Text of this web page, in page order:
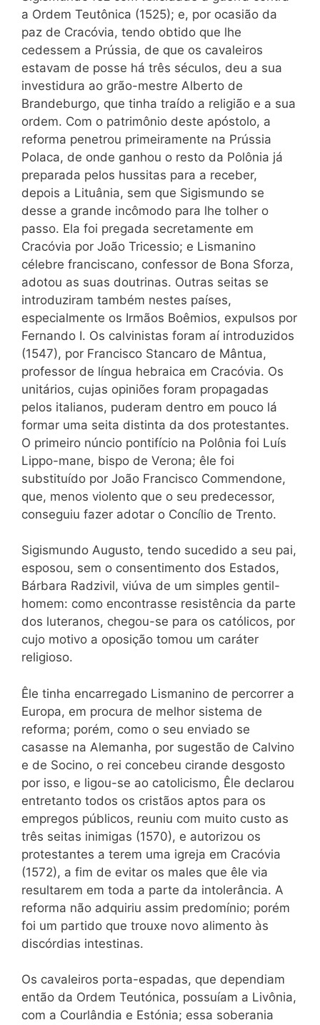
a Ordem Teutônica (1525); e, por ocasião da
paz de Cracóvia, tendo obtido que lhe
cedessem a Prússia, de que os cavaleiros
estavam de posse há três séculos, deu a sua
investidura ao grão-mestre Alberto de
Brandeburgo, que tinha traído a religião e a sua
ordem. Com o patrimônio deste apóstolo, a
reforma penetrou primeiramente na Prússia
Polaca, de onde ganhou o resto da Polônia já
preparada pelos hussitas para a receber,
depois a Lituânia, sem que Sigismundo se
desse a grande incômodo para lhe tolher o
passo. Ela foi pregada secretamente em
Cracóvia por João Tricessio; e Lismanino
célebre franciscano, confessor de Bona Sforza,
adotou as suas doutrinas. Outras seitas se
introduziram também nestes países,
especialmente os Irmãos Boêmios, expulsos por
Fernando I. Os calvinistas foram aí introduzidos
(1547), por Francisco Stancaro de Mântua,
professor de língua hebraica em Cracóvia. Os
unitários, cujas opiniões foram propagadas
pelos italianos, puderam dentro em pouco lá
formar uma seita distinta da dos protestantes.
O primeiro núncio pontifício na Polônia foi Luís
Lippo-mane, bispo de Verona; êle foi
substituído por João Francisco Commendone,
que, menos violento que o seu predecessor,
conseguiu fazer adotar o Concílio de Trento.
Sigismundo Augusto, tendo sucedido a seu pai,
esposou, sem o consentimento dos Estados,
Bárbara Radzivil, viúva de um simples gentil-
homem: como encontrasse resistência da parte
dos luteranos, chegou-se para os católicos, por
cujo motivo a oposição tomou um caráter
religioso.
Êle tinha encarregado Lismanino de percorrer a
Europa, em procura de melhor sistema de
reforma; porém, como o seu enviado se
casasse na Alemanha, por sugestão de Calvino
e de Socino, o rei concebeu cirande desgosto
por isso, e ligou-se ao catolicismo, Êle declarou
entretanto todos os cristãos aptos para os
empregos públicos, reuniu com muito custo as
três seitas inimigas (1570), e autorizou os
protestantes a terem uma igreja em Cracóvia
(1572), a fim de evitar os males que êle via
resultarem em toda a parte da intolerância. A
reforma não adquiriu assim predomínio; porém
foi um partido que trouxe novo alimento às
discórdias intestinas.
Os cavaleiros porta-espadas, que dependiam
então da Ordem Teutónica, possuíam a Livônia,
com a Courlândia e Estónia; essa soberania